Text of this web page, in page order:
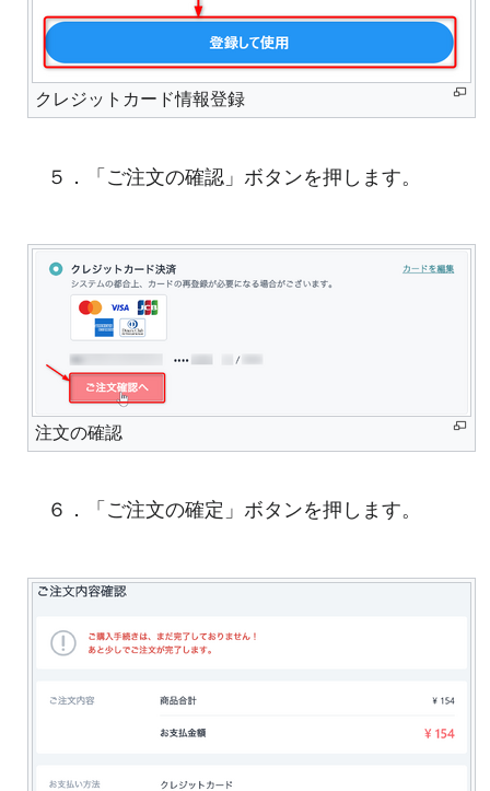
クレジットカード情報登録
５．「ご注文の確認」ボタンを押します。
注文の確認
６．「ご注文の確定」ボタンを押します。